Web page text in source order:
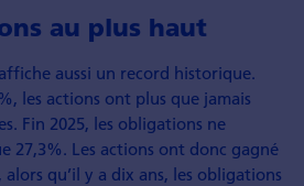
au plus haut
aussi un record historique.
les actions ont plus que jamais
Fin 2025, les obligations ne
27,3%. Les actions ont donc gagné
qu’il y a dix ans, les obligations